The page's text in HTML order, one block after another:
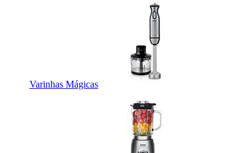
Varinhas Mágicas